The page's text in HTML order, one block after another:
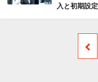
入と初期設定